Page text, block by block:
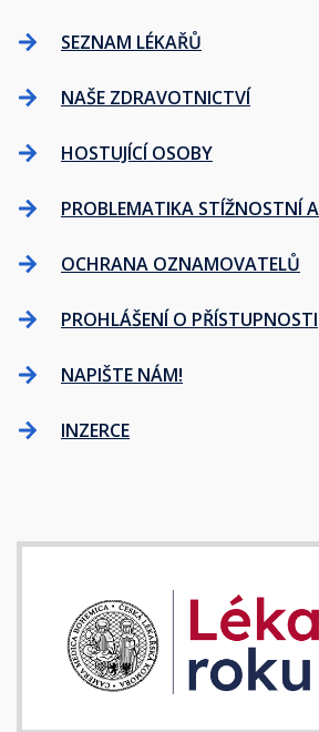
SEZNAM LÉKAŘŮ
NAŠE ZDRAVOTNICTVÍ
HOSTUJÍCÍ OSOBY
PROBLEMATIKA STÍŽNOSTNÍ
OCHRANA OZNAMOVATELŮ
PROHLÁŠENÍ O PŘÍSTUPNOSTI
NAPIŠTE NÁM!
INZERCE